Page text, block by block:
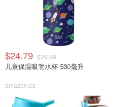
$24.79 $29.99
儿童保温吸管水杯 530毫升
amazon.ca